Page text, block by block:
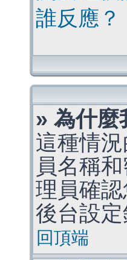
誰反應？
» 為什麼
這種情
員名稱
理員確
後台設
回頂端